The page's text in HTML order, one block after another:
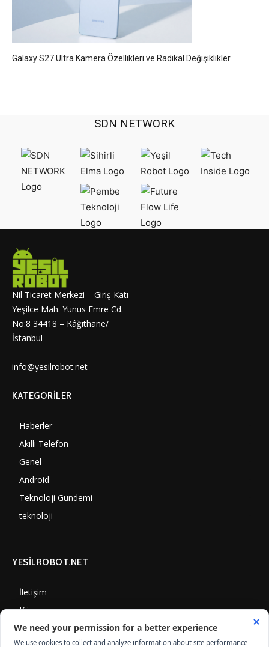
Galaxy S27 Ultra Kamera Özellikleri ve Radikal Değişiklikler
SDN NETWORK
Nil Ticaret Merkezi – Giriş Katı
Yeşilce Mah. Yunus Emre Cd.
No:8 34418 – Kâğıthane/
İstanbul
info@yesilrobot.net
KATEGORILER
Haberler
Akıllı Telefon
Genel
Android
Teknoloji Gündemi
teknoloji
YESİLROBOT.NET
İletişim
Künye
Gizlilik Politikası